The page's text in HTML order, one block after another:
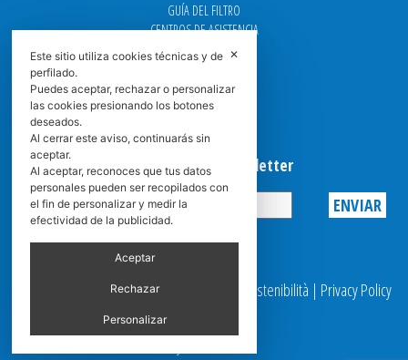
GUÍA DEL FILTRO
CENTROS DE ASISTENCIA
DOWNLOAD
NEWS
FAQ
CARRERA
Suscribirse a la Newsletter
Privacy
© 2025 Spasciani |Codice Etico Report Sostenibilità | Privacy Policy
✕
Este sitio utiliza cookies técnicas y de
perfilado.
Puedes aceptar, rechazar o personalizar
las cookies presionando los botones
deseados.
Al cerrar este aviso, continuarás sin
aceptar.
Al aceptar, reconoces que tus datos
personales pueden ser recopilados con
el fin de personalizar y medir la
efectividad de la publicidad.
Aceptar
Rechazar
Personalizar